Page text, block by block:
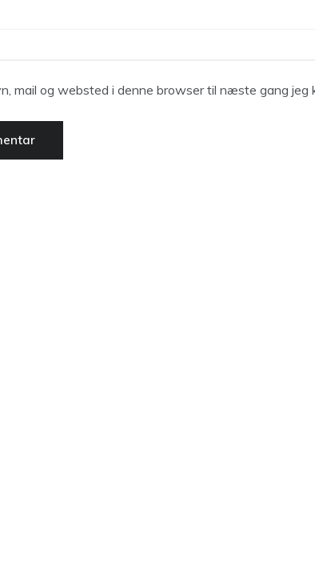
mail og websted i denne browser til næste gang jeg